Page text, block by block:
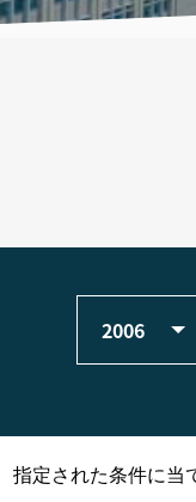
2006
指定された条件に当